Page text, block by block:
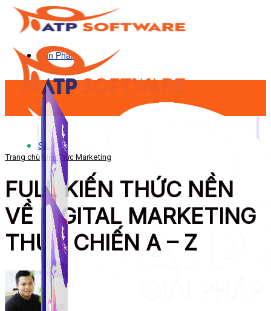
Sản Phẩm
Sản Phẩm
Trang chủ Kiến thức Marketing
FULL KIẾN THỨC NỀN
VỀ DIGITAL MARKETING
THỰC CHIẾN A – Z